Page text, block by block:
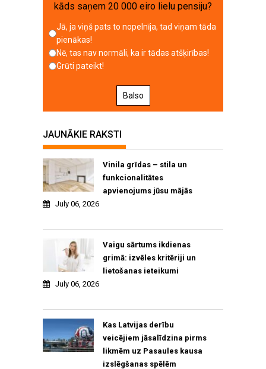
kāds saņem 20 000 eiro lielu pensiju?
Jā, ja viņš pats to nopelnīja, tad viņam tāda
pienākas!
Nē, tas nav normāli, ka ir tādas atšķirības!
Grūti pateikt!
Balso
JAUNĀKIE RAKSTI
Vinila grīdas – stila un
funkcionalitātes
apvienojums jūsu mājās
July 06, 2026
Vaigu sārtums ikdienas
grimā: izvēles kritēriji un
lietošanas ieteikumi
July 06, 2026
Kas Latvijas derību
veicējiem jāsalīdzina pirms
likmēm uz Pasaules kausa
izslēgšanas spēlēm